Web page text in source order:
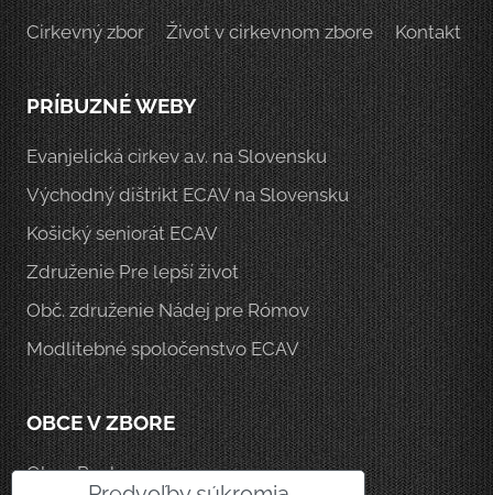
Cirkevný zbor Život v cirkevnom zbore Kontakt
PRÍBUZNÉ WEBY
Evanjelická cirkev a.v. na Slovensku
Východný dištrikt ECAV na Slovensku
Košický seniorát ECAV
Združenie Pre lepší život
Obč. združenie Nádej pre Rómov
Modlitebné spoločenstvo ECAV
OBCE V ZBORE
Obec Rankovce